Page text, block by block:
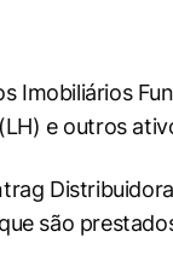
Imobiliários
e outros
são